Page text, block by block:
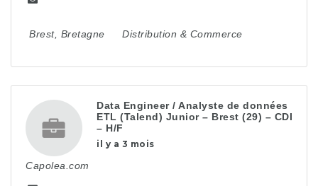
Brest, Bretagne Distribution & Commerce
Data Engineer / Analyste de données
ETL (Talend) Junior – Brest (29) – CDI
– H/F
il y a 3 mois
Capolea.com